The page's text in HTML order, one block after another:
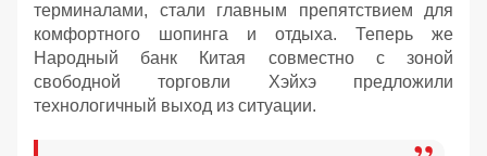
терминалами, стали главным препятствием для
комфортного шопинга и отдыха. Теперь же
Народный банк Китая совместно с зоной
свободной торговли Хэйхэ предложили
технологичный выход из ситуации.